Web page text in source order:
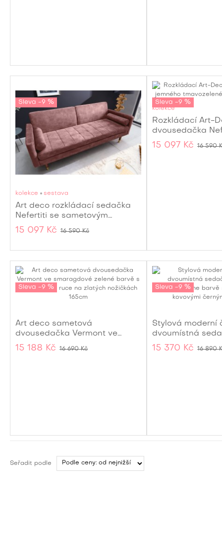
Sleva -9 %
kolekce sestava
Art deco rozkládací sedačka
Nefertiti se sametovým
starorůžovým čalouněním a
hnědo-zlatými nožičkami
15 097 Kč 16 590 Kč
Sleva -9 %
kolekce
Rozkládací Art-
dvousedačka
jemného tmavě
sametu 195cm
15 097 Kč 16 590
Sleva -9 %
Art deco sametová
dvousedačka Vermont ve
smaragdové zelené barvě s
opěrkami na ruce na zlatých
15 188 Kč 16 690 Kč
Sleva -9 %
Stylová moderní
dvoumístná
v barvě
15 370 Kč 16 890
Seřadit podle